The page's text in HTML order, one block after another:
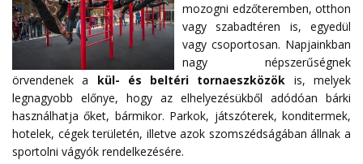
mozogni edzőteremben, otthon
vagy szabadtéren is, egyedül
vagy csoportosan. Napjainkban
nagy népszerűségnek
örvendenek a kül- és beltéri tornaeszközök is, melyek
legnagyobb előnye, hogy az elhelyezésükből adódóan bárki
használhatja őket, bármikor. Parkok, játszóterek, konditermek,
hotelek, cégek területén, illetve azok szomszédságában állnak a
sportolni vágyók rendelkezésére.